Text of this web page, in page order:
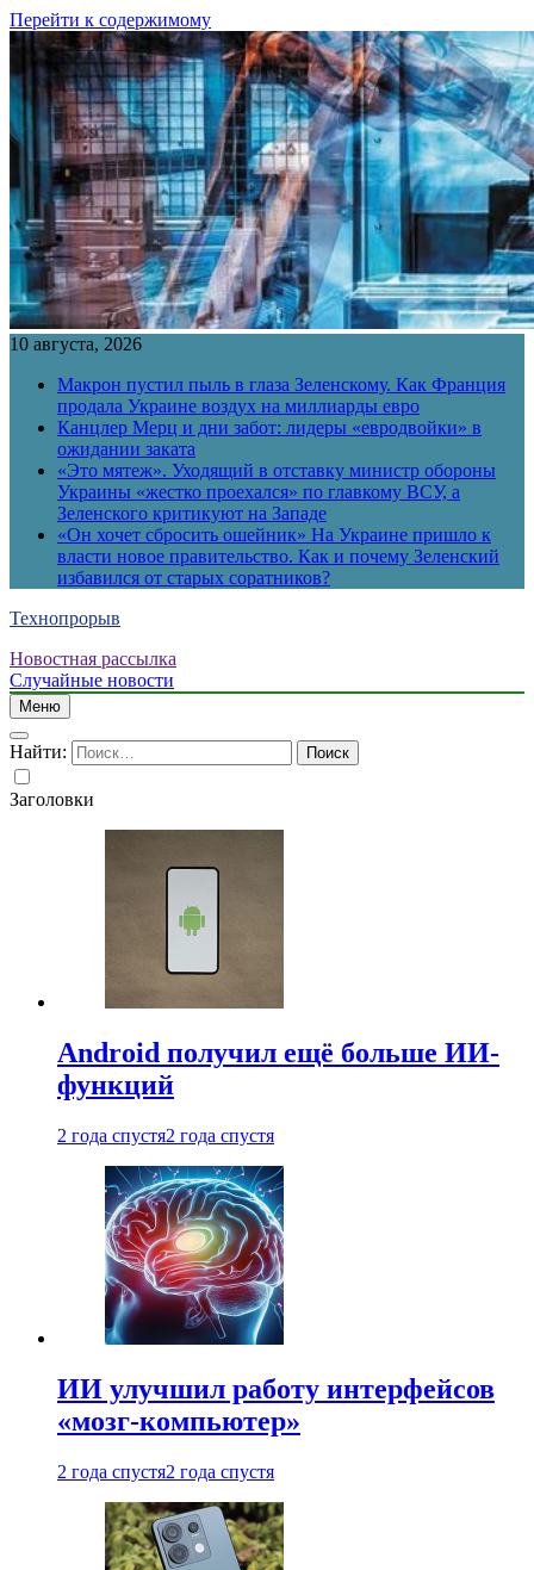
Перейти к содержимому
10 августа, 2026
Макрон пустил пыль в глаза Зеленскому. Как Франция
продала Украине воздух на миллиарды евро
Канцлер Мерц и дни забот: лидеры «евродвойки» в
ожидании заката
«Это мятеж». Уходящий в отставку министр обороны
Украины «жестко проехался» по главкому ВСУ, а
Зеленского критикуют на Западе
«Он хочет сбросить ошейник» На Украине пришло к
власти новое правительство. Как и почему Зеленский
избавился от старых соратников?
Технопрорыв
Новостная рассылка
Случайные новости
Меню
Найти:
Заголовки
Android получил ещё больше ИИ-
функций
2 года спустя2 года спустя
ИИ улучшил работу интерфейсов
«мозг-компьютер»
2 года спустя2 года спустя